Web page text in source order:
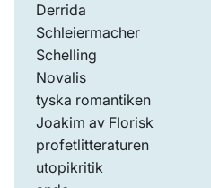
Derrida
Schleiermacher
Schelling
Novalis
tyska romantiken
Joakim av Florisk
profetlitteraturen
utopikritik